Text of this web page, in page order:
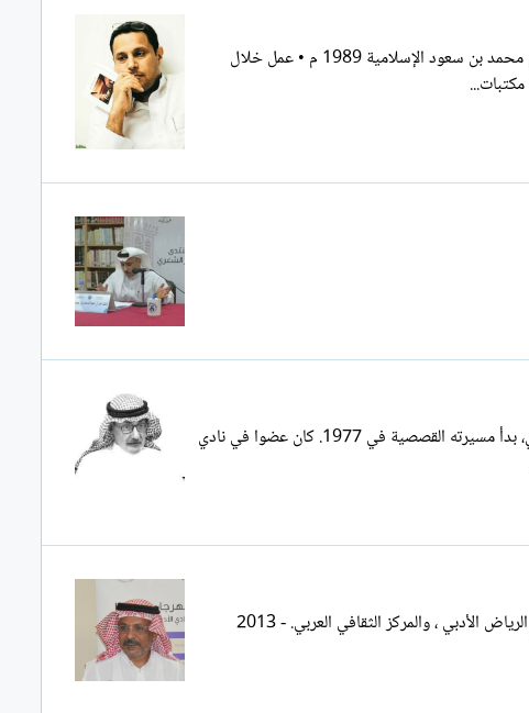
محمد عبد الله محمد المزيني: • كاتب و وقاص روائي وإعلامي سعودي • التخصص : بكالوريوس إعلام : صحافة وعلاقات عامة –جامعة الامام محمد بن سعود الإسلامية 1989 م • عمل خلال
جار الله بن يوسف الحميد (مواليد 1954م/1374 هـ في حائل، السعودية - 4 أغسطس 2022/ 6 محرم 1444هـ) قاصٌ وأديبٌ وشاعر سعودي، بدأ مسيرته القصصية في 1977. كان عضوا في نادي
علي الشدوي المملكة العربية السعودية مدينة جدة الإنتاج الفكري: - 2009 صدور كتاب (الحداثة والمجتمع السعودي) النشر المشترك بين نادي الرياض الأدبي ، والمركز الثقافي العربي. - 2013